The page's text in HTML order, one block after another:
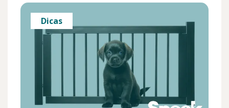
Dicas